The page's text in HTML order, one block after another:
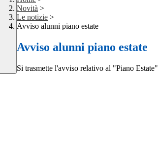
Novità >
Le notizie >
Avviso alunni piano estate
Avviso alunni piano estate
Si trasmette l'avviso relativo al "Piano Estate"